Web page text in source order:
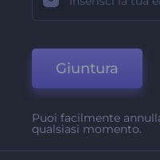
Giuntura
Puoi facilmente
qualsiasi momento.